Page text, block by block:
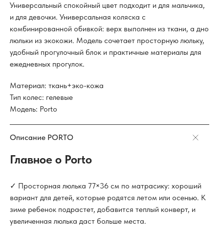
Универсальный спокойный цвет подходит и для мальчика,
и для девочки. Универсальная коляска с
комбинированной обивкой: верх выполнен из ткани, а дно
люльки из экокожи. Модель сочетает просторную люльку,
удобный прогулочный блок и практичные материалы для
ежедневных прогулок.
Материал: ткань+эко-кожа
Тип колес: гелевые
Модель: Porto
Описание PORTO
Главное о Porto
✓ Просторная люлька 77×36 см по матрасику: хороший
вариант для детей, которые родятся летом или осенью. К
зиме ребенок подрастет, добавится теплый конверт, и
увеличенная люлька даст больше места.